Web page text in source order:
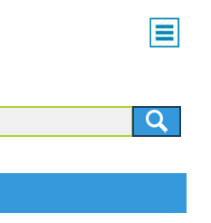
Main
menu